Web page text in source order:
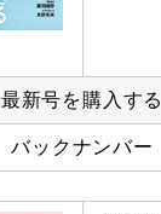
最新号を購入する
バックナンバー